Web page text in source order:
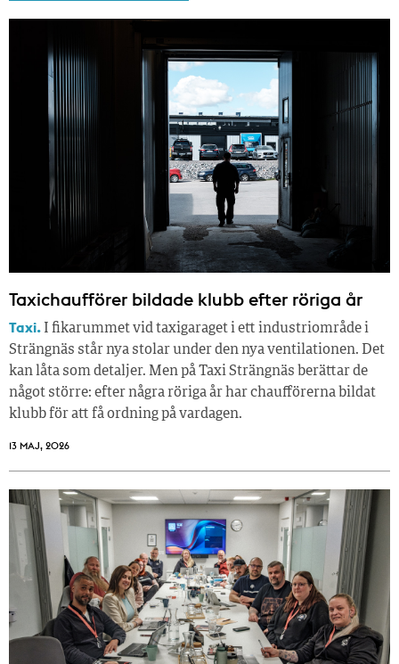
Taxichaufförer bildade klubb efter röriga år
Taxi. I fikarummet vid taxigaraget i ett industriområde i
Strängnäs står nya stolar under den nya ventilationen. Det
kan låta som detaljer. Men på Taxi Strängnäs berättar de
något större: efter några röriga år har chaufförerna bildat
klubb för att få ordning på vardagen.
13 MAJ, 2026